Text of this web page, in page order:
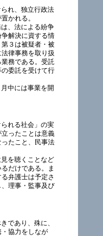
れ、独立行政法
かれる。
、法による紛争
解決に資する情
３は被疑者・被
律事務を取り扱
務である。受託
委託を受けて行
中には事業を開
れる社会」の実
ったことは意義
たこと、民事法
を聴くことなど
だけである。ま
弁護士は予定さ
理事・監事及び
であり、殊に、
協力をしなが